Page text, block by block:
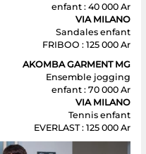
enfant : 40 000 Ar
VIA MILANO
Sandales enfant
FRIBOO : 125 000 Ar
AKOMBA GARMENT MG
Ensemble jogging
enfant : 70 000 Ar
VIA MILANO
Tennis enfant
EVERLAST : 125 000 Ar